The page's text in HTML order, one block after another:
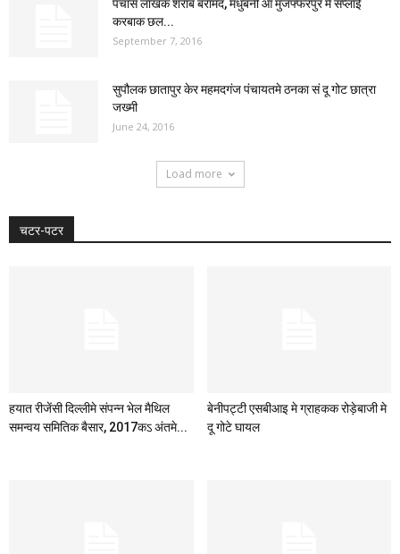
पचास लाखक शराब बरामद, मधुबनी आ मुजफ्फरपुर मे सप्लाई
करबाक छल...
September 7, 2016
सुपौलक छातापुर केर महमदगंज पंचायतमे ठनका सं दू गोट छात्रा
जख्मी
June 24, 2016
Load more
चटर-पटर
हयात रीजेंसी दिल्लीमे संपन्न भेल मैथिल
समन्वय समितिक बैसार, 2017कऽ अंतमे...
बेनीपट्टी एसबीआइ मे ग्राहकक रोड़ेबाजी मे
दू गोटे घायल